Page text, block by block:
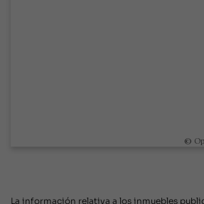
©
La información relativa a los inmuebles